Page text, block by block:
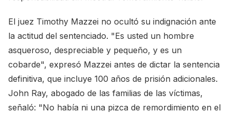
El juez Timothy Mazzei no ocultó su indignación ante
la actitud del sentenciado. "Es usted un hombre
asqueroso, despreciable y pequeño, y es un
cobarde", expresó Mazzei antes de dictar la sentencia
definitiva, que incluye 100 años de prisión adicionales.
John Ray, abogado de las familias de las víctimas,
señaló: "No había ni una pizca de remordimiento en el